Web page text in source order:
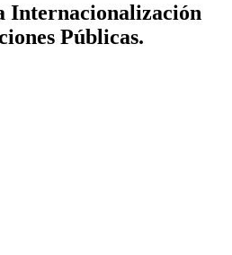
Internacionalización
Públicas.